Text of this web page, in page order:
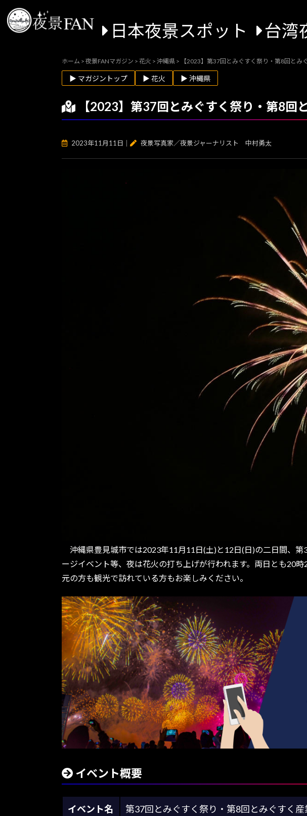
日本夜景スポット 台湾
ホーム > 夜景FANマガジン > 花火 > 沖縄県 > 【2023】第37回とみぐすく祭り・第8回とみ
▶ マガジントップ ▶ 花火 ▶ 沖縄県
【2023】第37回とみぐすく祭り・第8
2023年11月11日 夜景写真家／夜景ジャーナリスト 中村勇太
沖縄県豊見城市では2023年11月11日(土)と12日(日)の二日間、
ージイベント等、夜は花火の打ち上げが行われます。両日とも20
元の方も観光で訪れている方もお楽しみください。
イベント概要
イベント名 第37回とみぐすく祭り・第8回とみぐすく